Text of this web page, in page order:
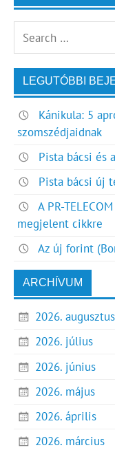
LEGUTÓBBI
Kánikula: 5
szomszédjaidnak
Pista bácsi és
Pista bácsi új
A PR-
megjelent cikkre
Az új forint
ARCHÍVUM
2026. augusztus
2026. július
2026. június
2026. május
2026. április
2026. március